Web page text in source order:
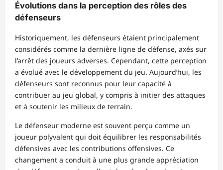
Évolutions dans la perception des rôles des
défenseurs
Historiquement, les défenseurs étaient principalement
considérés comme la dernière ligne de défense, axés sur
l’arrêt des joueurs adverses. Cependant, cette perception
a évolué avec le développement du jeu. Aujourd’hui, les
défenseurs sont reconnus pour leur capacité à
contribuer au jeu global, y compris à initier des attaques
et à soutenir les milieux de terrain.
Le défenseur moderne est souvent perçu comme un
joueur polyvalent qui doit équilibrer les responsabilités
défensives avec les contributions offensives. Ce
changement a conduit à une plus grande appréciation